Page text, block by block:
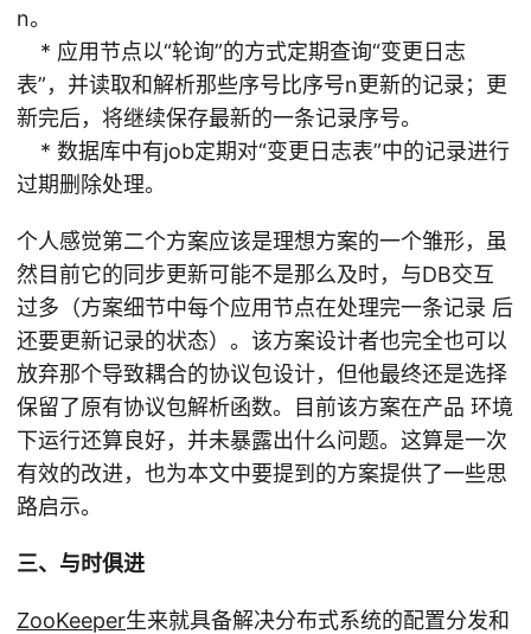
n。
* 应用节点以“轮询”的方式定期查询“变更日志
表”，并读取和解析那些序号比序号n更新的记录；更
新完后，将继续保存最新的一条记录序号。
* 数据库中有job定期对“变更日志表”中的记录进行
过期删除处理。
个人感觉第二个方案应该是理想方案的一个雏形，虽
然目前它的同步更新可能不是那么及时，与DB交互
过多（方案细节中每个应用节点在处理完一条记录 后
还要更新记录的状态）。该方案设计者也完全也可以
放弃那个导致耦合的协议包设计，但他最终还是选择
保留了原有协议包解析函数。目前该方案在产品 环境
下运行还算良好，并未暴露出什么问题。这算是一次
有效的改进，也为本文中要提到的方案提供了一些思
路启示。
三、与时俱进
ZooKeeper生来就具备解决分布式系统的配置分发和